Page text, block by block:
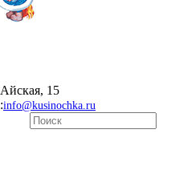
15
info@kusinochka.ru